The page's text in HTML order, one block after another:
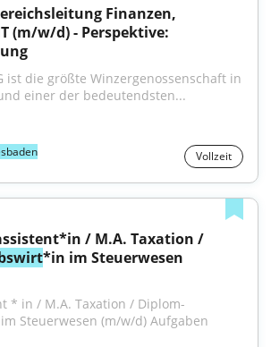
Finanzen,
(m/w/d) - Perspektive:
ist die größte Winzergenossenschaft in
einer der bedeutendsten...
Vollzeit
/ M.A. Taxation /
*in im Steuerwesen
* in / M.A. Taxation / Diplom-
Steuerwesen (m/w/d) Aufgaben